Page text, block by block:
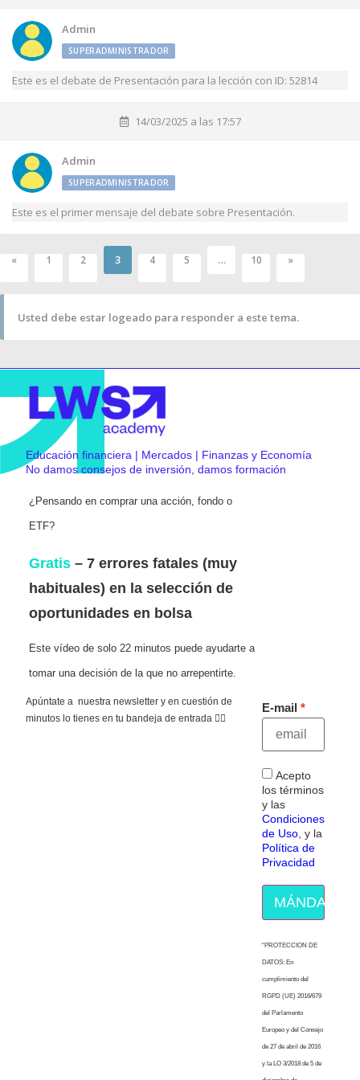
Admin
SUPERADMINISTRADOR
Este es el debate de Presentación para la lección con ID: 52814
14/03/2025 a las 17:57
Admin
SUPERADMINISTRADOR
Este es el primer mensaje del debate sobre Presentación.
« 1 2 3 4 5 … 10 »
Usted debe estar logeado para responder a este tema.
Educación financiera | Mercados | Finanzas y Economía
No damos consejos de inversión, damos formación
¿Pensando en comprar una acción, fondo o
ETF?
Gratis – 7 errores fatales (muy
habituales) en la selección de
oportunidades en bolsa
Este vídeo de solo 22 minutos puede ayudarte a
tomar una decisión de la que no arrepentirte.
Apúntate a nuestra newsletter y en cuestión de
minutos lo tienes en tu bandeja de entrada 👇🏻
E-mail
Acepto
los términos
y las
Condiciones
de Uso , y la
Política de
Privacidad
MÁNDAME
“PROTECCION DE
DATOS: En
cumplimiento del
RGPD (UE) 2016/679
del Parlamento
Europeo y del Consejo
de 27 de abril de 2016
y la LO 3/2018 de 5 de